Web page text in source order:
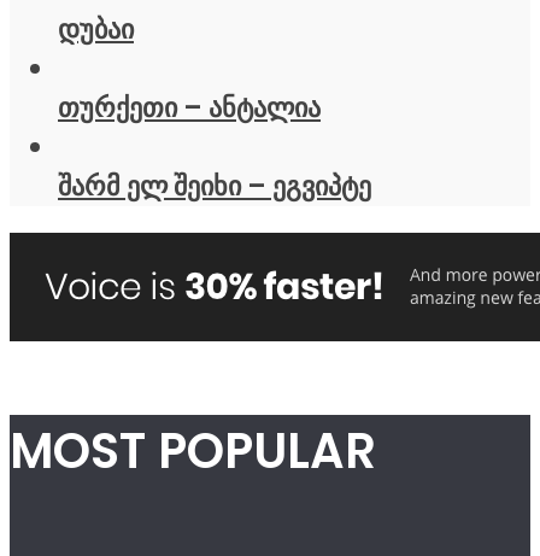
დუბაი
თურქეთი – ანტალია
შარმ ელ შეიხი – ეგვიპტე
MOST POPULAR